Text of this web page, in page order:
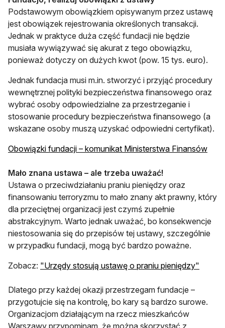
Podstawowym obowiązkiem opisywanym przez ustawę
jest obowiązek rejestrowania określonych transakcji.
Jednak w praktyce duża część fundacji nie będzie
musiała wywiązywać się akurat z tego obowiązku,
ponieważ dotyczy on dużych kwot (pow. 15 tys. euro).
Jednak fundacja musi m.in. stworzyć i przyjąć procedury
wewnętrznej polityki bezpieczeństwa finansowego oraz
wybrać osoby odpowiedzialne za przestrzeganie i
stosowanie procedury bezpieczeństwa finansowego (a
wskazane osoby muszą uzyskać odpowiedni certyfikat).
Obowiązki fundacji – komunikat Ministerstwa Finansów
Mało znana ustawa – ale trzeba uważać!
Ustawa o przeciwdziałaniu praniu pieniędzy oraz
finansowaniu terroryzmu to mało znany akt prawny, który
dla przeciętnej organizacji jest czymś zupełnie
abstrakcyjnym. Warto jednak uważać, bo konsekwencje
niestosowania się do przepisów tej ustawy, szczególnie
w przypadku fundacji, mogą być bardzo poważne.
Zobacz: "Urzędy stosują ustawę o praniu pieniędzy"
Dlatego przy każdej okazji przestrzegam fundacje –
przygotujcie się na kontrolę, bo kary są bardzo surowe.
Organizacjom działającym na rzecz mieszkańców
Warszawy przypominam, że można skorzystać z